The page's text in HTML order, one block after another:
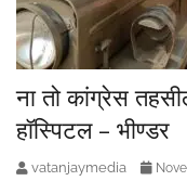
ना तो कांग्रेस
हॉस्पिटल – भीण्डर
vatanjaymedia